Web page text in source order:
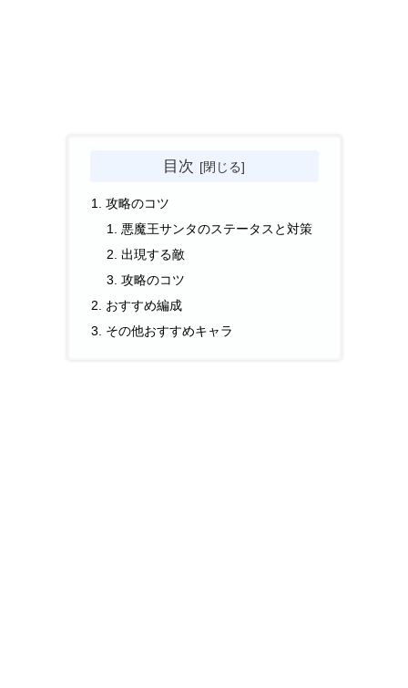
目次
攻略のコツ
悪魔王サンタのステータスと対策
出現する敵
攻略のコツ
おすすめ編成
その他おすすめキャラ